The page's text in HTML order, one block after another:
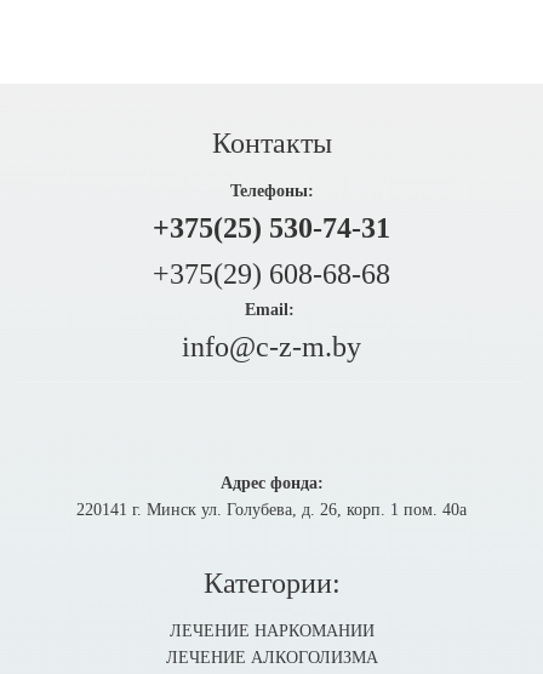
Контакты
Телефоны:
+375(25) 530-74-31
+375(29) 608-68-68
Email:
info@c-z-m.by
Адрес фонда:
220141 г. Минск ул. Голубева, д. 26, корп. 1 пом. 40а
Категории:
ЛЕЧЕНИЕ НАРКОМАНИИ
ЛЕЧЕНИЕ АЛКОГОЛИЗМА